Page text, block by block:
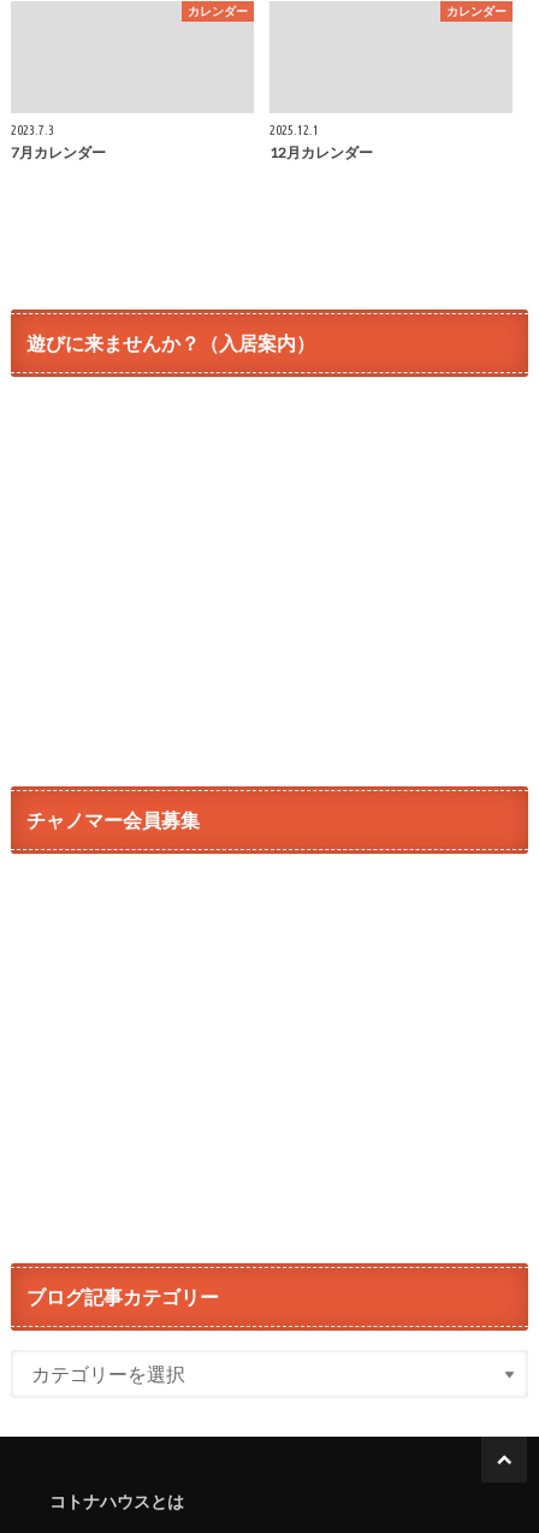
カレンダー
2023.7.3
7月カレンダー
カレンダー
2025.12.1
12月カレンダー
遊びに来ませんか？（入居案内）
チャノマー会員募集
ブログ記事カテゴリー
コトナハウスとは